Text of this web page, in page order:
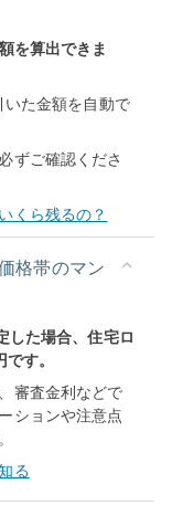
を算出できま
た金額を自動で
ずご確認くださ
くら残るの？
格帯のマン
した場合、住宅ロ
す。
審査金利などで
ションや注意点
る